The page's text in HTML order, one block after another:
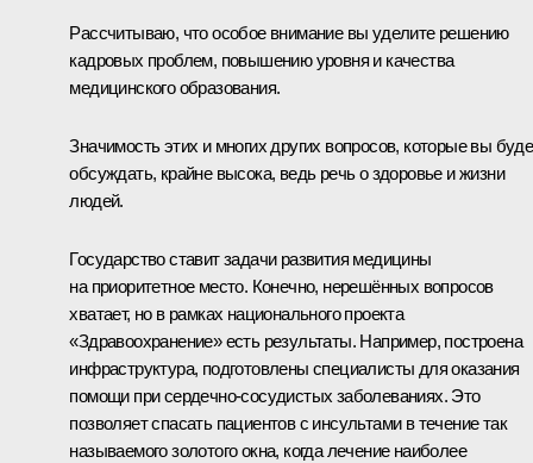
Рассчитываю, что особое внимание вы уделите решению
кадровых проблем, повышению уровня и качества
медицинского образования.
Значимость этих и многих других вопросов, которые вы
обсуждать, крайне высока, ведь речь о здоровье и жизни
людей.
Государство ставит задачи развития медицины
на приоритетное место. Конечно, нерешённых вопросов
хватает, но в рамках национального проекта
«Здравоохранение» есть результаты. Например, построена
инфраструктура, подготовлены специалисты для оказания
помощи при сердечно-сосудистых заболеваниях. Это
позволяет спасать пациентов с инсультами в течение так
называемого золотого окна, когда лечение наиболее